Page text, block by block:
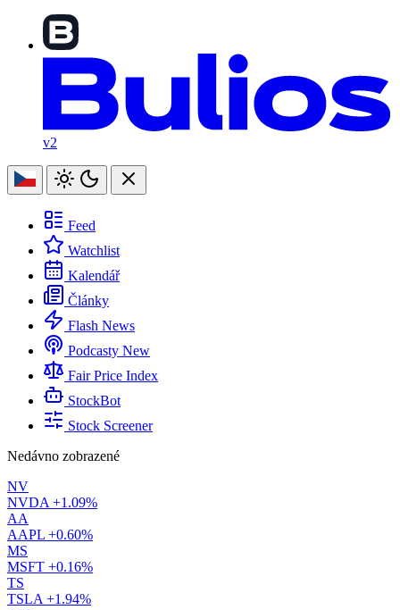
v2
Feed
Watchlist
Kalendář
Články
Flash News
Podcasty New
Fair Price Index
StockBot
Stock Screener
Nedávno zobrazené
NV
NVDA +1.09%
AA
AAPL +0.60%
MS
MSFT +0.16%
TS
TSLA +1.94%